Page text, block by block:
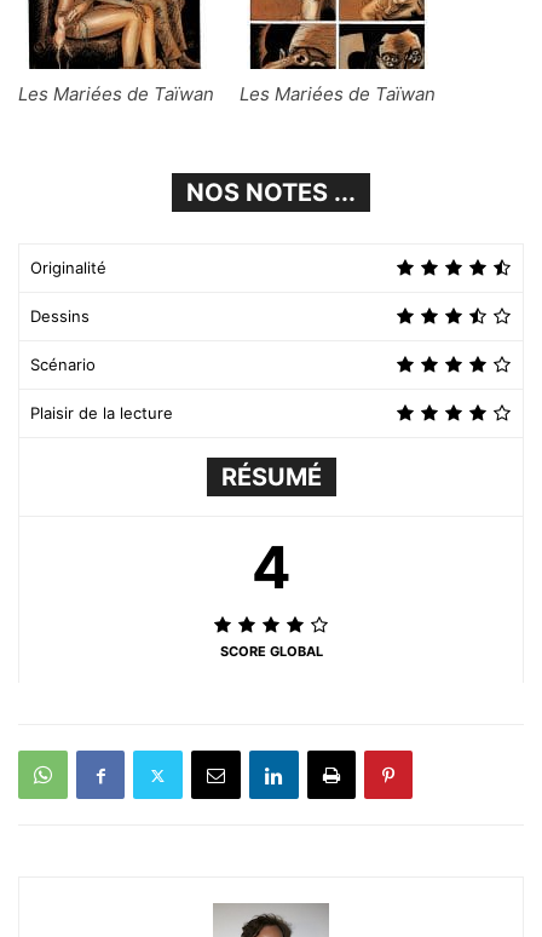
Les Mariées de Taïwan Les Mariées de Taïwan
NOS NOTES ...
Originalité
Dessins
Scénario
Plaisir de la lecture
RÉSUMÉ
4
SCORE GLOBAL